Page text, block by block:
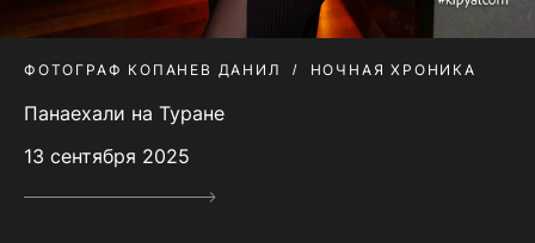
ФОТОГРАФ КОПАНЕВ ДАНИЛ НОЧНАЯ ХРОНИКА
Панаехали на Туране
13 сентября 2025